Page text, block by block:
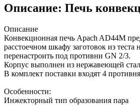
Описание: Печь
Описание
Конвекционная печь Apach AD44M
расстоечном шкафу заготовок из
перенастроить под противни GN 2/3.
Корпус выполнен из нержавеющей
В комплект поставки входят 4
Особенности:
Инжекторный тип образования пара